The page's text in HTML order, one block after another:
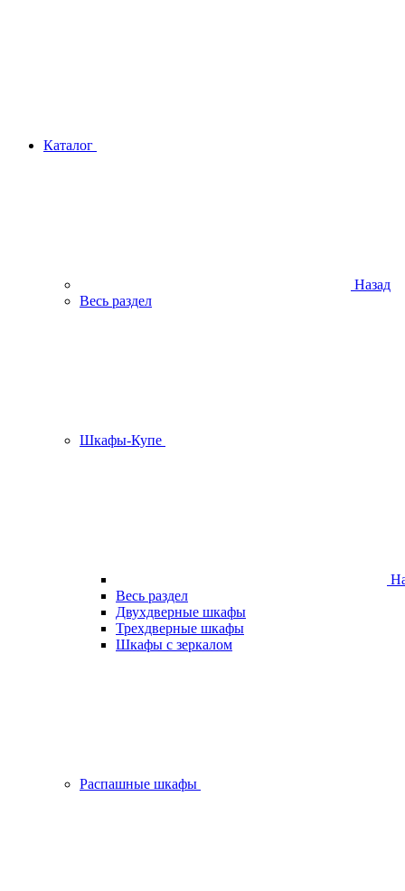
Каталог
Назад
Весь раздел
Шкафы-Купе
Весь раздел
Двухдверные шкафы
Трехдверные шкафы
Шкафы с зеркалом
Распашные шкафы